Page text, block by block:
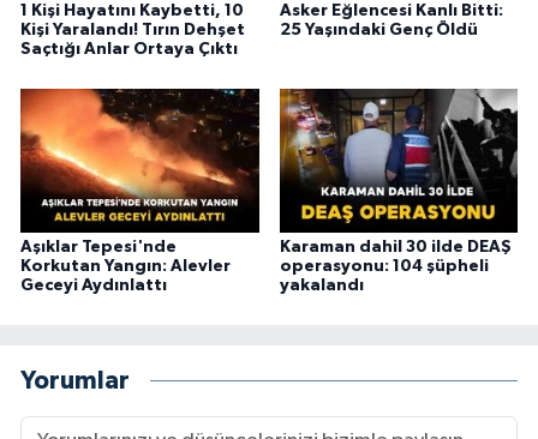
1 Kişi Hayatını Kaybetti, 10
Kişi Yaralandı! Tırın Dehşet
Saçtığı Anlar Ortaya Çıktı
Asker Eğlencesi Kanlı Bitti:
25 Yaşındaki Genç Öldü
Aşıklar Tepesi'nde
Korkutan Yangın: Alevler
Geceyi Aydınlattı
Karaman dahil 30 ilde DEAŞ
operasyonu: 104 şüpheli
yakalandı
Yorumlar